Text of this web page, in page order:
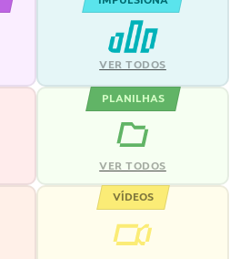
VER TODOS
PLANILHAS
VER TODOS
VÍDEOS